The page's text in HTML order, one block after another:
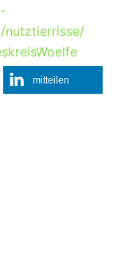
nutztierrisse/
mitteilen